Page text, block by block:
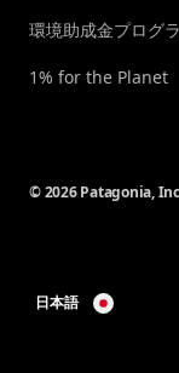
環境助成金プログ
1% for the Planet
© 2026 Patagonia,
日本語